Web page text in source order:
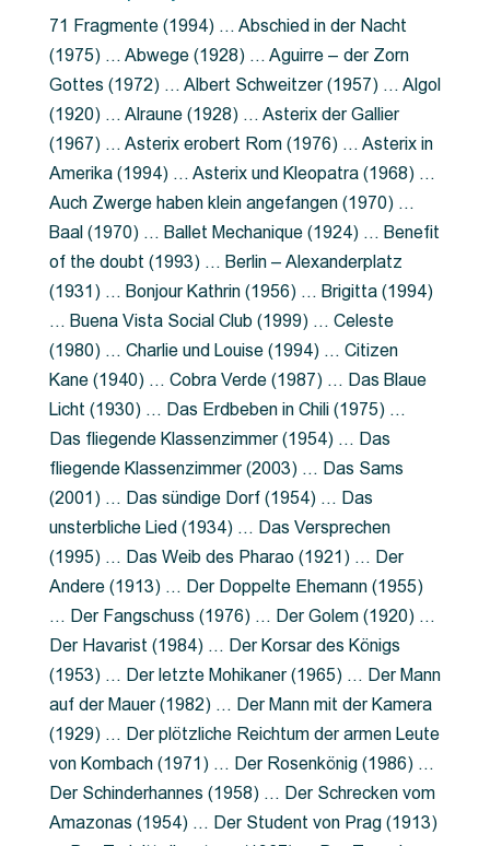
71 Fragmente (1994) … Abschied in der Nacht
(1975) … Abwege (1928) … Aguirre – der Zorn
Gottes (1972) … Albert Schweitzer (1957) … Algol
(1920) … Alraune (1928) … Asterix der Gallier
(1967) … Asterix erobert Rom (1976) … Asterix in
Amerika (1994) … Asterix und Kleopatra (1968) …
Auch Zwerge haben klein angefangen (1970) …
Baal (1970) … Ballet Mechanique (1924) … Benefit
of the doubt (1993) … Berlin – Alexanderplatz
(1931) … Bonjour Kathrin (1956) … Brigitta (1994)
… Buena Vista Social Club (1999) … Celeste
(1980) … Charlie und Louise (1994) … Citizen
Kane (1940) … Cobra Verde (1987) … Das Blaue
Licht (1930) … Das Erdbeben in Chili (1975) …
Das fliegende Klassenzimmer (1954) … Das
fliegende Klassenzimmer (2003) … Das Sams
(2001) … Das sündige Dorf (1954) … Das
unsterbliche Lied (1934) … Das Versprechen
(1995) … Das Weib des Pharao (1921) … Der
Andere (1913) … Der Doppelte Ehemann (1955)
… Der Fangschuss (1976) … Der Golem (1920) …
Der Havarist (1984) … Der Korsar des Königs
(1953) … Der letzte Mohikaner (1965) … Der Mann
auf der Mauer (1982) … Der Mann mit der Kamera
(1929) … Der plötzliche Reichtum der armen Leute
von Kombach (1971) … Der Rosenkönig (1986) …
Der Schinderhannes (1958) … Der Schrecken vom
Amazonas (1954) … Der Student von Prag (1913)